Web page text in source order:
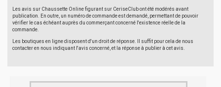
Les avis sur Chaussette Online figurant sur CeriseClub ont été modérés avant
publication. En outre, un numéro de commande est demandé, permettant de pouvoir
vérifier le cas échéant auprès du commerçant concerné l'existence réelle de la
commande.
Les boutiques en ligne disposent d'un droit de réponse. Il suffit pour cela de nous
contacter en nous indiquant l'avis concerné, et la réponse à publier à cet avis.